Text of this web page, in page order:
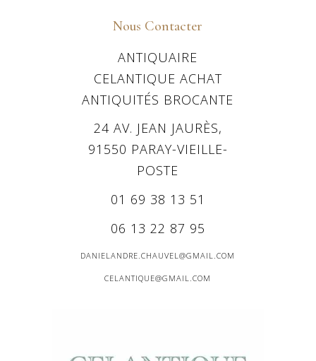
Nous Contacter
ANTIQUAIRE
CELANTIQUE ACHAT
ANTIQUITÉS BROCANTE
24 AV. JEAN JAURÈS,
91550 PARAY-VIEILLE-
POSTE
01 69 38 13 51
06 13 22 87 95
DANIELANDRE.CHAUVEL@GMAIL.COM
CELANTIQUE@GMAIL.COM